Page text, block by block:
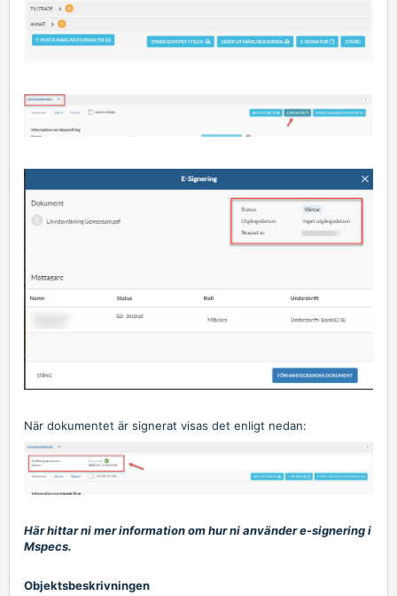
När dokumentet är signerat visas det enligt nedan:
Här hittar ni mer information om hur ni använder e-signering i
Mspecs.
Objektsbeskrivningen